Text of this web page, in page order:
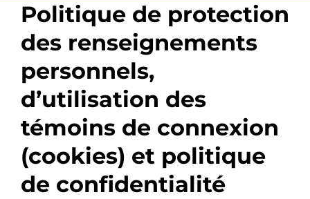
Politique de protection
des renseignements
personnels,
d’utilisation des
témoins de connexion
(cookies) et politique
de confidentialité